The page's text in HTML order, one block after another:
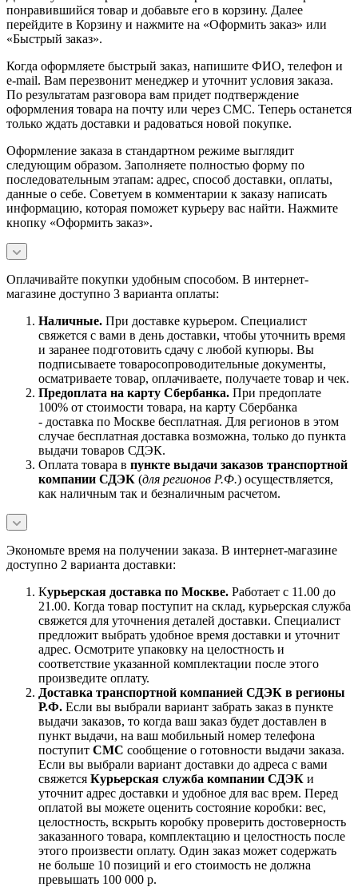
понравившийся товар и добавьте его в корзину. Далее
перейдите в Корзину и нажмите на «Оформить заказ» или
«Быстрый заказ».
Когда оформляете быстрый заказ, напишите ФИО, телефон и
e-mail. Вам перезвонит менеджер и уточнит условия заказа.
По результатам разговора вам придет подтверждение
оформления товара на почту или через СМС. Теперь останется
только ждать доставки и радоваться новой покупке.
Оформление заказа в стандартном режиме выглядит
следующим образом. Заполняете полностью форму по
последовательным этапам: адрес, способ доставки, оплаты,
данные о себе. Советуем в комментарии к заказу написать
информацию, которая поможет курьеру вас найти. Нажмите
кнопку «Оформить заказ».
Оплачивайте покупки удобным способом. В интернет-
магазине доступно 3 варианта оплаты:
Наличные. При доставке курьером. Специалист
свяжется с вами в день доставки, чтобы уточнить время
и заранее подготовить сдачу с любой купюры. Вы
подписываете товаросопроводительные документы,
осматриваете товар, оплачиваете, получаете товар и чек.
Предоплата на карту Сбербанка. При предоплате
100% от стоимости товара, на карту Сбербанка
- доставка по Москве бесплатная. Для регионов в этом
случае бесплатная доставка возможна, только до пункта
выдачи товаров СДЭК.
Оплата товара в пункте выдачи заказов транспортной
компании СДЭК (для регионов Р.Ф.) осуществляется,
как наличным так и безналичным расчетом.
Экономьте время на получении заказа. В интернет-магазине
доступно 2 варианта доставки:
Курьерская доставка по Москве. Работает с 11.00 до
21.00. Когда товар поступит на склад, курьерская служба
свяжется для уточнения деталей доставки. Специалист
предложит выбрать удобное время доставки и уточнит
адрес. Осмотрите упаковку на целостность и
соответствие указанной комплектации после этого
произведите оплату.
Доставка транспортной компанией СДЭК в регионы
Р.Ф. Если вы выбрали вариант забрать заказ в пункте
выдачи заказов, то когда ваш заказ будет доставлен в
пункт выдачи, на ваш мобильный номер телефона
поступит СМС сообщение о готовности выдачи заказа.
Если вы выбрали вариант доставки до адреса с вами
свяжется Курьерская служба компании СДЭК и
уточнит адрес доставки и удобное для вас врем. Перед
оплатой вы можете оценить состояние коробки: вес,
целостность, вскрыть коробку проверить достоверность
заказанного товара, комплектацию и целостность после
этого произвести оплату. Один заказ может содержать
не больше 10 позиций и его стоимость не должна
превышать 100 000 р.